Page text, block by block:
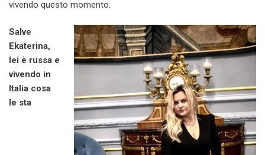
vivendo questo momento.
Salve
Ekaterina,
lei è russa e
vivendo in
Italia cosa
le sta